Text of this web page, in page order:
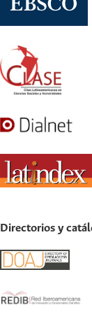
Directorios y